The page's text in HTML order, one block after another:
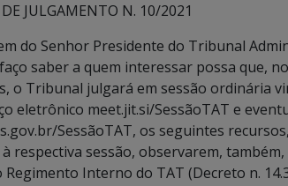
JULGAMENTO N. 10/2021
do Senhor Presidente do Tribunal
saber a quem interessar possa que,
o Tribunal julgará em sessão ordinária
eletrônico meet.jit.si/SessãoTAT e
SessãoTAT, os seguintes
respectiva sessão, observarem, também,
Regimento Interno do TAT (Decreto n.